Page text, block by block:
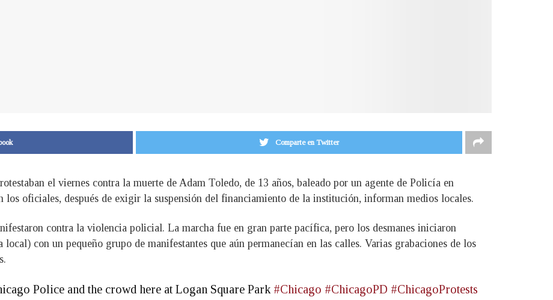
Comparte en Twitter
el viernes contra la muerte de Adam Toledo, de 13 años, baleado por un agente de Policía en
los oficiales, después de exigir la suspensión del financiamiento de la institución, informan medios locales.
contra la violencia policial. La marcha fue en gran parte pacífica, pero los desmanes iniciaron
local) con un pequeño grupo de manifestantes que aún permanecían en las calles. Varias grabaciones de los
Police and the crowd here at Logan Square Park #Chicago #ChicagoPD #ChicagoProtests